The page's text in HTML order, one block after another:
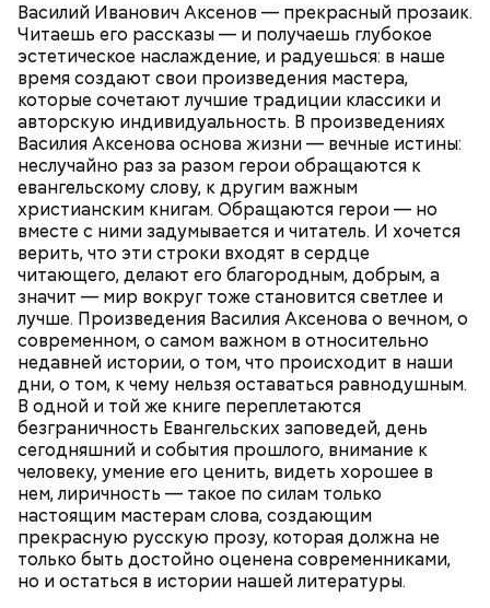
Василий Иванович Аксенов — прекрасный прозаик.
Читаешь его рассказы — и получаешь глубокое
эстетическое наслаждение, и радуешься: в наше
время создают свои произведения мастера,
которые сочетают лучшие традиции классики и
авторскую индивидуальность. В произведениях
Василия Аксенова основа жизни — вечные истины:
неслучайно раз за разом герои обращаются к
евангельскому слову, к другим важным
христианским книгам. Обращаются герои — но
вместе с ними задумывается и читатель. И хочется
верить, что эти строки входят в сердце
читающего, делают его благородным, добрым, а
значит — мир вокруг тоже становится светлее и
лучше. Произведения Василия Аксенова о вечном, о
современном, о самом важном в относительно
недавней истории, о том, что происходит в наши
дни, о том, к чему нельзя оставаться равнодушным.
В одной и той же книге переплетаются
безграничность Евангельских заповедей, день
сегодняшний и события прошлого, внимание к
человеку, умение его ценить, видеть хорошее в
нем, лиричность — такое по силам только
настоящим мастерам слова, создающим
прекрасную русскую прозу, которая должна не
только быть достойно оценена современниками,
но и остаться в истории нашей литературы.
Любимая кабачковая икра
Что понадобится: